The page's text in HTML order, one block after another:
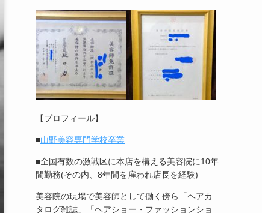
【プロフィール】
■山野美容専門学校卒業
■全国有数の激戦区に本店を構える美容院に10年
間勤務(その内、8年間を雇われ店長を経験)
美容院の現場で美容師として働く傍ら「ヘアカ
タログ雑誌」「ヘアショー・ファッションショ